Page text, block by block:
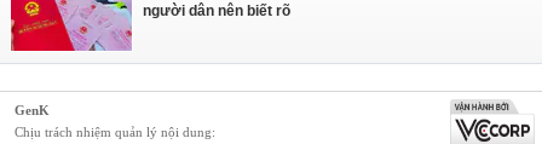
người dân nên biết rõ
GenK
Chịu trách nhiệm quản lý nội dung: